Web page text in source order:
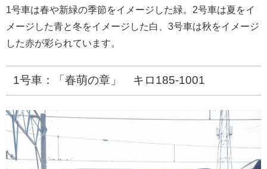
1号車は春や新緑の季節をイメージした緑。2号車は夏をイ
メージした青と冬をイメージした白、3号車は秋をイメージ
した赤が彩られています。
1号車：「春萌の章」 キロ185-1001